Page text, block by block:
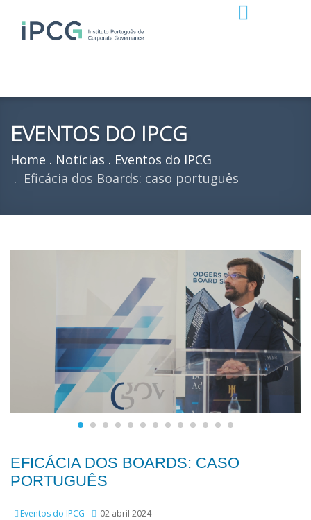
EVENTOS DO IPCG
Home Notícias
Eventos do IPCG
Eficácia dos Boards: caso português
EFICÁCIA DOS BOARDS: CASO
PORTUGUÊS
Eventos do IPCG 02 abril 2024